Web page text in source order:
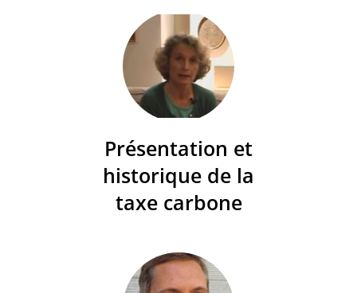
Présentation et
historique de la
taxe carbone